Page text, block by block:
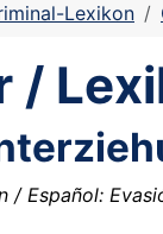
Lexikon
/
/ Español: